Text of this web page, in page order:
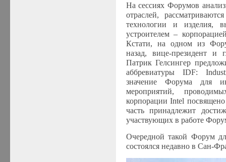
На сессиях Форумов
отраслей,
технологии и изделия,
устроителем –
Кстати, на одном из
назад, вице-президент и
Патрик Гелсингер
аббревиатуры IDF:
значение Форума для
мероприятий,
корпорацииIntel
часть принадлежит
участвующих в работе
Очередной такой Форум
состоялся недавно в Сан-